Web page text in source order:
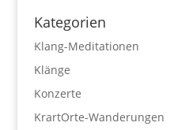
Kategorien
Klang-Meditationen
Klänge
Konzerte
KrartOrte-Wanderungen